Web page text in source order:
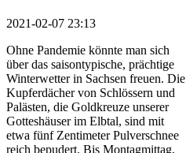
2021-02-07 23:13
Ohne Pandemie könnte man sich
über das saisontypische, prächtige
Winterwetter in Sachsen freuen. Die
Kupferdächer von Schlössern und
Palästen, die Goldkreuze unserer
Gotteshäuser im Elbtal, sind mit
etwa fünf Zentimeter Pulverschnee
reich bepudert. Bis Montagmittag,